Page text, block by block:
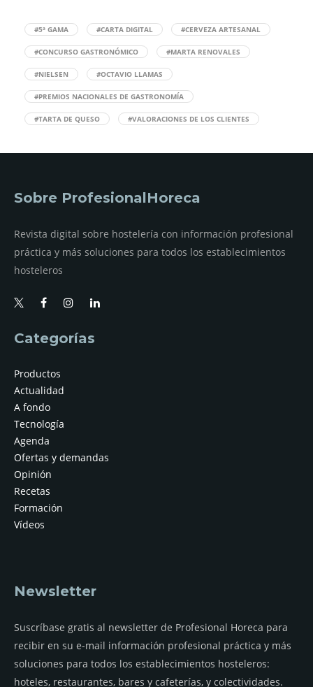
#5ª GAMA #CARTA DIGITAL #CERVEZA ARTESANAL
#CONCURSO GASTRONÓMICO #MARTA RENOVALES
#NIELSEN #OCTAVIO LLAMAS
#PREMIOS NACIONALES DE GASTRONOMÍA
#TARTA DE QUESO #VALORACIONES DE LOS CLIENTES
Sobre ProfesionalHoreca
Revista digital sobre hostelería con información profesional
práctica y más soluciones para todos los establecimientos
hosteleros
Categorías
Productos
Actualidad
A fondo
Tecnología
Agenda
Ofertas y demandas
Opinión
Recetas
Formación
Vídeos
Newsletter
Suscríbase gratis al newsletter de Profesional Horeca para
recibir en su e-mail información profesional práctica y más
soluciones para todos los establecimientos hosteleros:
hoteles, restaurantes, bares y cafeterías, y colectividades.